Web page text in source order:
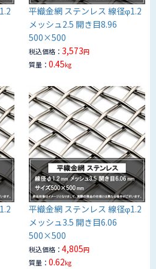
平織金網 ステンレス 線径φ1.2
メッシュ2.5 開き目8.96
500×500
税込価格：3,573円
質量：0.45kg
平織金網 ステンレス 線径φ1.2
メッシュ3.5 開き目6.06
500×500
税込価格：4,805円
質量：0.62kg